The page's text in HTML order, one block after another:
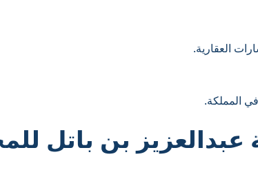
العقارية.
المملكة.
بن باتل